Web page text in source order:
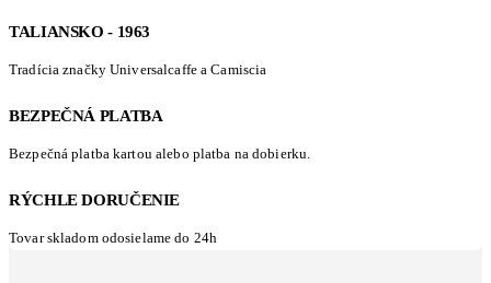
TALIANSKO - 1963
Tradícia značky Universalcaffe a Camiscia
BEZPEČNÁ PLATBA
Bezpečná platba kartou alebo platba na dobierku.
RÝCHLE DORUČENIE
Tovar skladom odosielame do 24h